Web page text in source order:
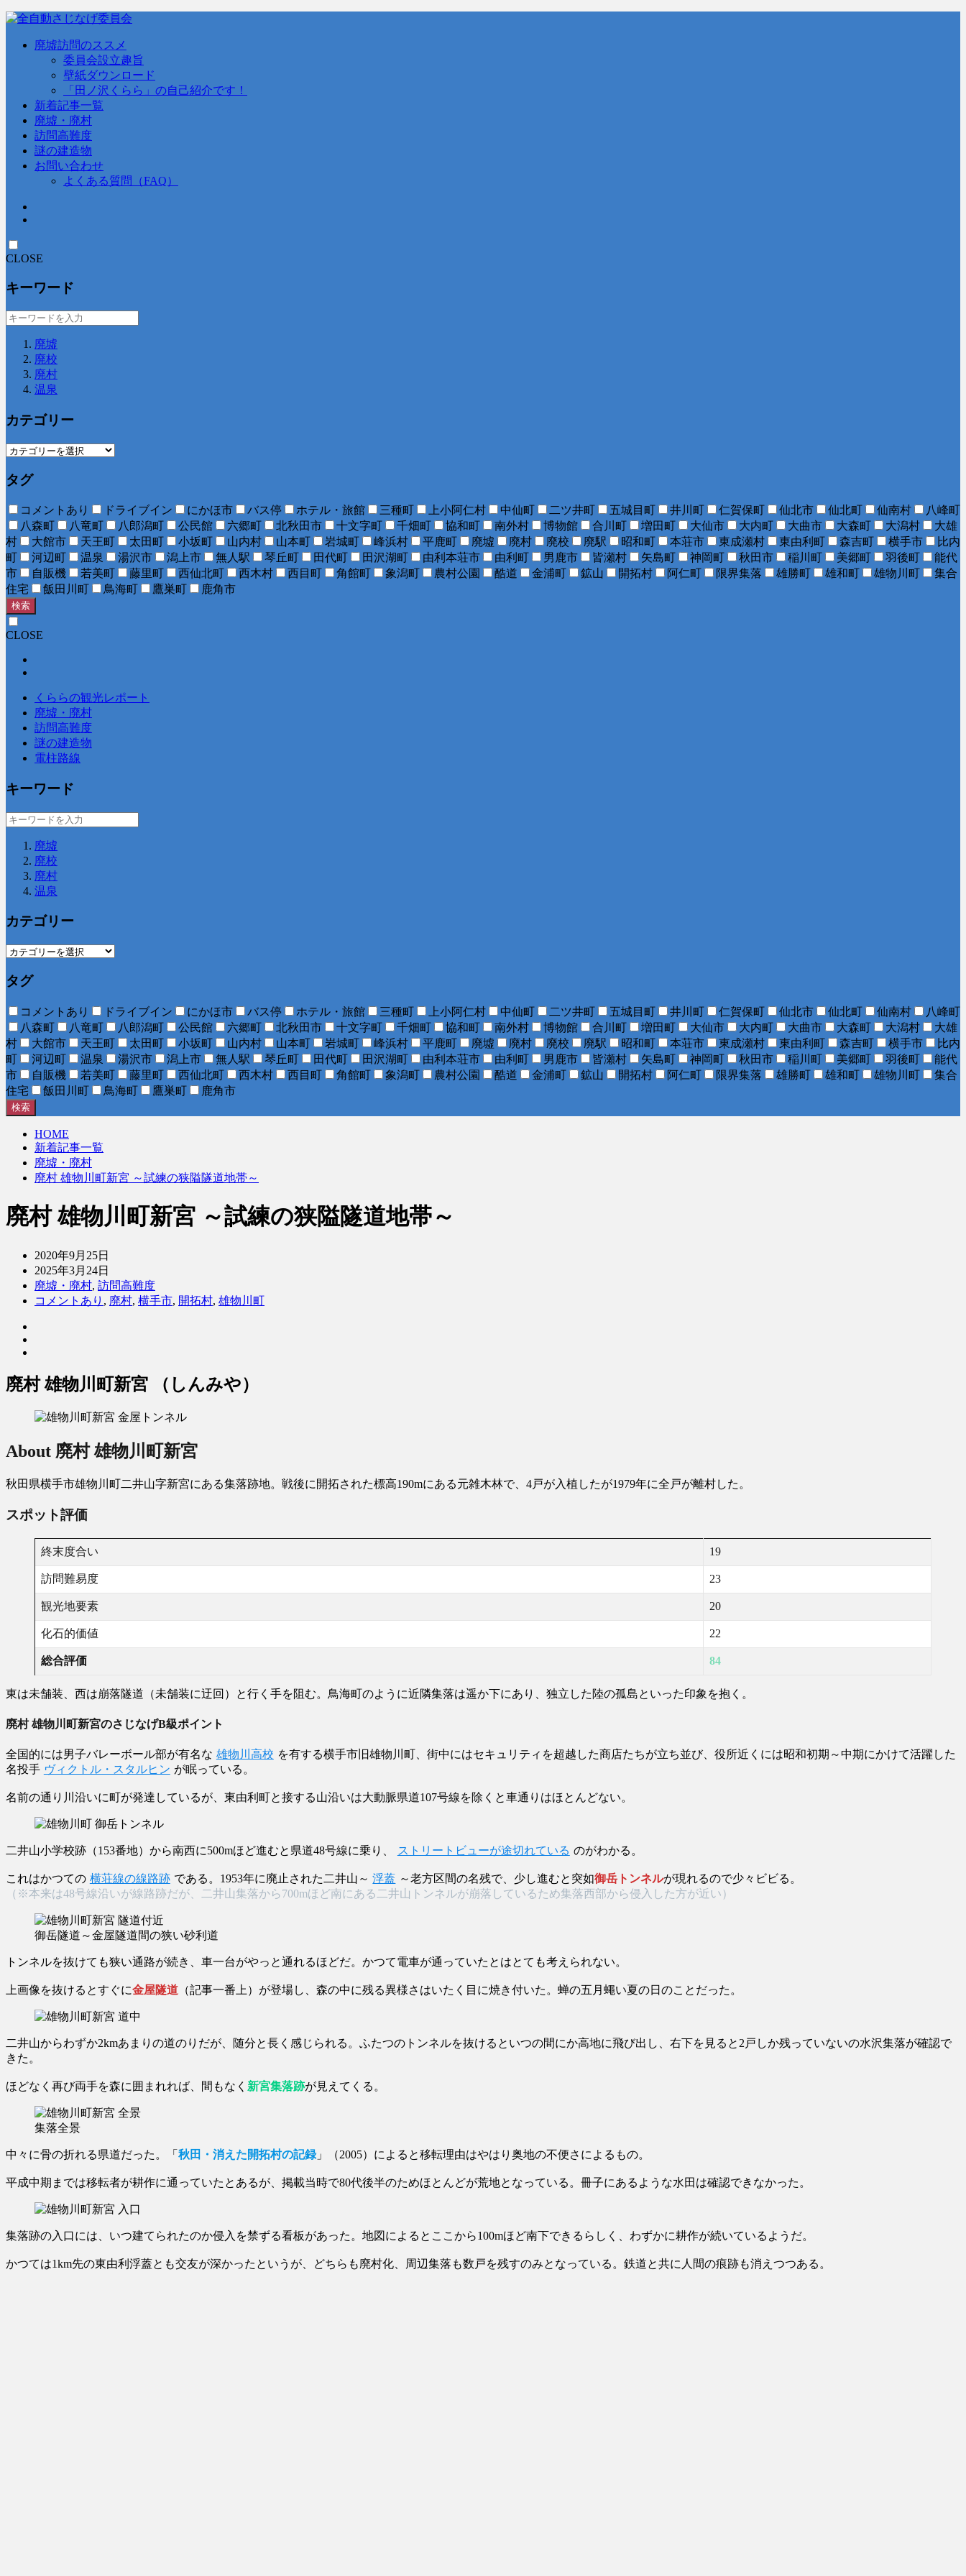
廃墟訪問のススメ
委員会設立趣旨
壁紙ダウンロード
「田ノ沢くらら」の自己紹介です！
新着記事一覧
廃墟・廃村
訪問高難度
謎の建造物
お問い合わせ
よくある質問（FAQ）
CLOSE
キーワード
廃墟
廃校
廃村
温泉
カテゴリー
タグ
コメントあり ドライブイン にかほ市 バス停 ホテル・旅館 三種町 上小阿仁村 中仙町 二ツ井町 五城目町 井川町 仁賀保町 仙北市 仙北町 仙南村
八峰町
八森町
八竜町 八郎潟町 公民館 六郷町 北秋田市 十文字町 千畑町 協和町 南外村 博物館 合川町 増田町 大仙市 大内町 大曲市 大森町 大潟村
大雄
村
大館市 天王町 太田町 小坂町 山内村 山本町 岩城町 峰浜村 平鹿町 廃墟 廃村 廃校 廃駅 昭和町 本荘市 東成瀬村 東由利町 森吉町 横手市
比内
町
河辺町 温泉 湯沢市 潟上市 無人駅 琴丘町 田代町 田沢湖町 由利本荘市 由利町 男鹿市 皆瀬村 矢島町 神岡町 秋田市 稲川町 美郷町 羽後町
能代
市
自販機 若美町 藤里町 西仙北町 西木村 西目町 角館町 象潟町 農村公園 酷道 金浦町 鉱山 開拓村 阿仁町 限界集落 雄勝町 雄和町 雄物川町
集合
住宅
飯田川町 鳥海町 鷹巣町 鹿角市
検索
CLOSE
くららの観光レポート
廃墟・廃村
訪問高難度
謎の建造物
電柱路線
キーワード
廃墟
廃校
廃村
温泉
カテゴリー
タグ
コメントあり ドライブイン にかほ市 バス停 ホテル・旅館 三種町 上小阿仁村 中仙町 二ツ井町 五城目町 井川町 仁賀保町 仙北市 仙北町 仙南村
八峰町
八森町
八竜町 八郎潟町 公民館 六郷町 北秋田市 十文字町 千畑町 協和町 南外村 博物館 合川町 増田町 大仙市 大内町 大曲市 大森町 大潟村
大雄
村
大館市 天王町 太田町 小坂町 山内村 山本町 岩城町 峰浜村 平鹿町 廃墟 廃村 廃校 廃駅 昭和町 本荘市 東成瀬村 東由利町 森吉町 横手市
比内
町
河辺町 温泉 湯沢市 潟上市 無人駅 琴丘町 田代町 田沢湖町 由利本荘市 由利町 男鹿市 皆瀬村 矢島町 神岡町 秋田市 稲川町 美郷町 羽後町
能代
市
自販機 若美町 藤里町 西仙北町 西木村 西目町 角館町 象潟町 農村公園 酷道 金浦町 鉱山 開拓村 阿仁町 限界集落 雄勝町 雄和町 雄物川町
集合
住宅
飯田川町 鳥海町 鷹巣町 鹿角市
検索
HOME
新着記事一覧
廃墟・廃村
廃村 雄物川町新宮 ～試練の狭隘隧道地帯～
廃村 雄物川町新宮 ～試練の狭隘隧道地帯～
2020年9月25日
2025年3月24日
廃墟・廃村, 訪問高難度
コメントあり , 廃村, 横手市, 開拓村, 雄物川町
廃村 雄物川町新宮 （しんみや）
About 廃村 雄物川町新宮
秋田県横手市雄物川町二井山字新宮にある集落跡地。戦後に開拓された標高190mにある元雑木林で、4戸が入植したが1979年に全戸が離村した。
スポット評価
終末度合い 19
訪問難易度 23
観光地要素 20
化石的価値 22
総合評価 84
東は未舗装、西は崩落隧道（未舗装に迂回）と行く手を阻む。鳥海町のように近隣集落は遥か下にあり、独立した陸の孤島といった印象を抱く。
廃村 雄物川町新宮のさじなげB級ポイント
全国的には男子バレーボール部が有名な 雄物川高校 を有する横手市旧雄物川町、街中にはセキュリティを超越した商店たちが立ち並び、役所近くには昭和初期～中期にかけて活躍した
名投手 ヴィクトル・スタルヒン が眠っている。
名前の通り川沿いに町が発達しているが、東由利町と接する山沿いは大動脈県道107号線を除くと車通りはほとんどない。
二井山小学校跡（153番地）から南西に500mほど進むと県道48号線に乗り、 ストリートビューが途切れている のがわかる。
これはかつての 横荘線の線路跡 である。1953年に廃止された二井山～ 浮蓋 ～老方区間の名残で、少し進むと突如御岳トンネルが現れるので少々ビビる。
（※本来は48号線沿いが線路跡だが、二井山集落から700mほど南にある二井山トンネルが崩落しているため集落西部から侵入した方が近い）
御岳隧道～金屋隧道間の狭い砂利道
トンネルを抜けても狭い通路が続き、車一台がやっと通れるほどだ。かつて電車が通っていたとはとても考えられない。
上画像を抜けるとすぐに金屋隧道 （記事一番上）が登場し、森の中に残る異様さはいたく目に焼き付いた。蝉の五月蠅い夏の日のことだった。
二井山からわずか2kmあまりの道のりだが、随分と長く感じられる。ふたつのトンネルを抜けるといつの間にか高地に飛び出し、右下を見ると2戸しか残っていないの水沢集落が確認で
きた。
ほどなく再び両手を森に囲まれれば、間もなく 新宮集落跡が見えてくる。
集落全景
中々に骨の折れる県道だった。「 秋田・消えた開拓村の記録」（2005）によると移転理由はやはり奥地の不便さによるもの。
平成中期までは移転者が耕作に通っていたとあるが、掲載当時で80代後半のためほとんどが荒地となっている。冊子にあるような水田は確認できなかった。
集落跡の入口には、いつ建てられたのか侵入を禁ずる看板があった。地図によるとここから100mほど南下できるらしく、わずかに耕作が続いているようだ。
かつては1km先の東由利浮蓋とも交友が深かったというが、どちらも廃村化、周辺集落も数戸を残すのみとなっている。鉄道と共に人間の痕跡も消えつつある。